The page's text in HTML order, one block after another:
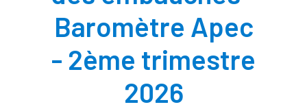
Baromètre Apec
- 2ème trimestre
2026